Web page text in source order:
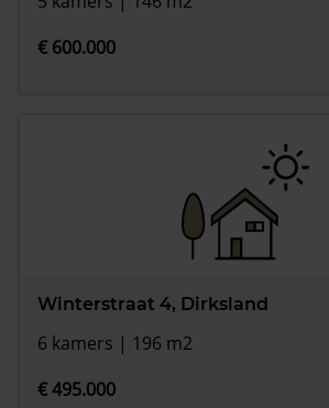
€ 600.000
Winterstraat 4, Dirksland
6 kamers | 196 m2
€ 495.000